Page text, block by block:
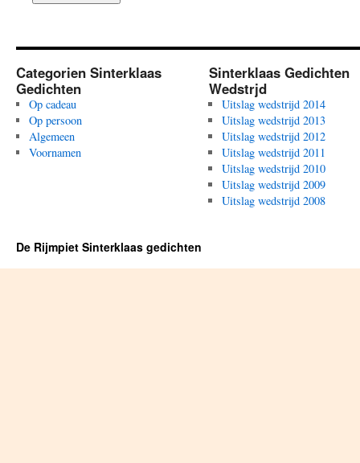
Categorien Sinterklaas
Gedichten
Op cadeau
Op persoon
Algemeen
Voornamen
Sinterklaas Gedichten
Wedstrjd
Uitslag wedstrijd 2014
Uitslag wedstrijd 2013
Uitslag wedstrijd 2012
Uitslag wedstrijd 2011
Uitslag wedstrijd 2010
Uitslag wedstrijd 2009
Uitslag wedstrijd 2008
De Rijmpiet Sinterklaas gedichten